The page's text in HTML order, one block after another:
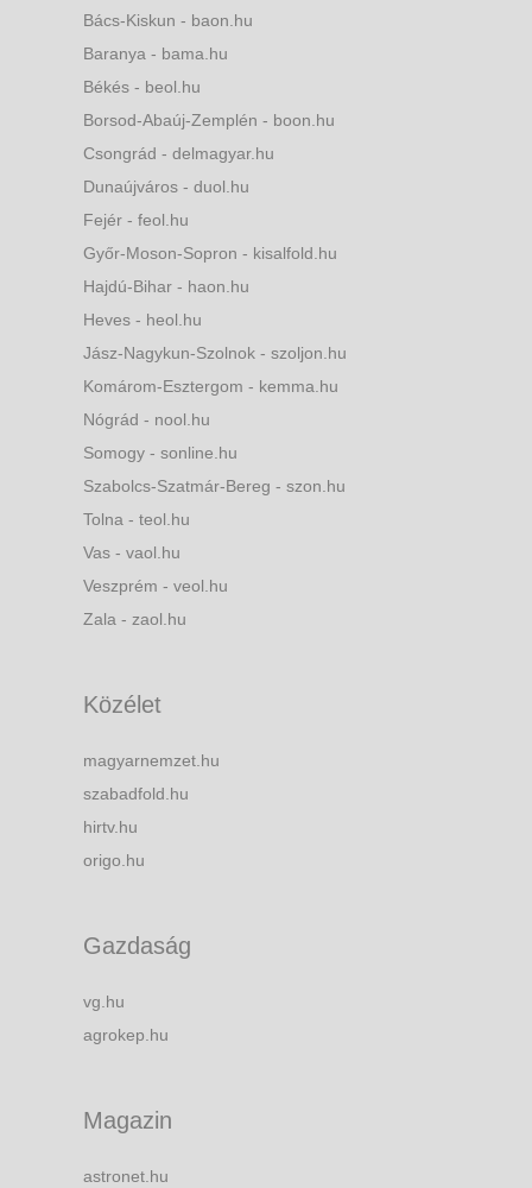
Bács-Kiskun - baon.hu
Baranya - bama.hu
Békés - beol.hu
Borsod-Abaúj-Zemplén - boon.hu
Csongrád - delmagyar.hu
Dunaújváros - duol.hu
Fejér - feol.hu
Győr-Moson-Sopron - kisalfold.hu
Hajdú-Bihar - haon.hu
Heves - heol.hu
Jász-Nagykun-Szolnok - szoljon.hu
Komárom-Esztergom - kemma.hu
Nógrád - nool.hu
Somogy - sonline.hu
Szabolcs-Szatmár-Bereg - szon.hu
Tolna - teol.hu
Vas - vaol.hu
Veszprém - veol.hu
Zala - zaol.hu
Közélet
magyarnemzet.hu
szabadfold.hu
hirtv.hu
origo.hu
Gazdaság
vg.hu
agrokep.hu
Magazin
astronet.hu